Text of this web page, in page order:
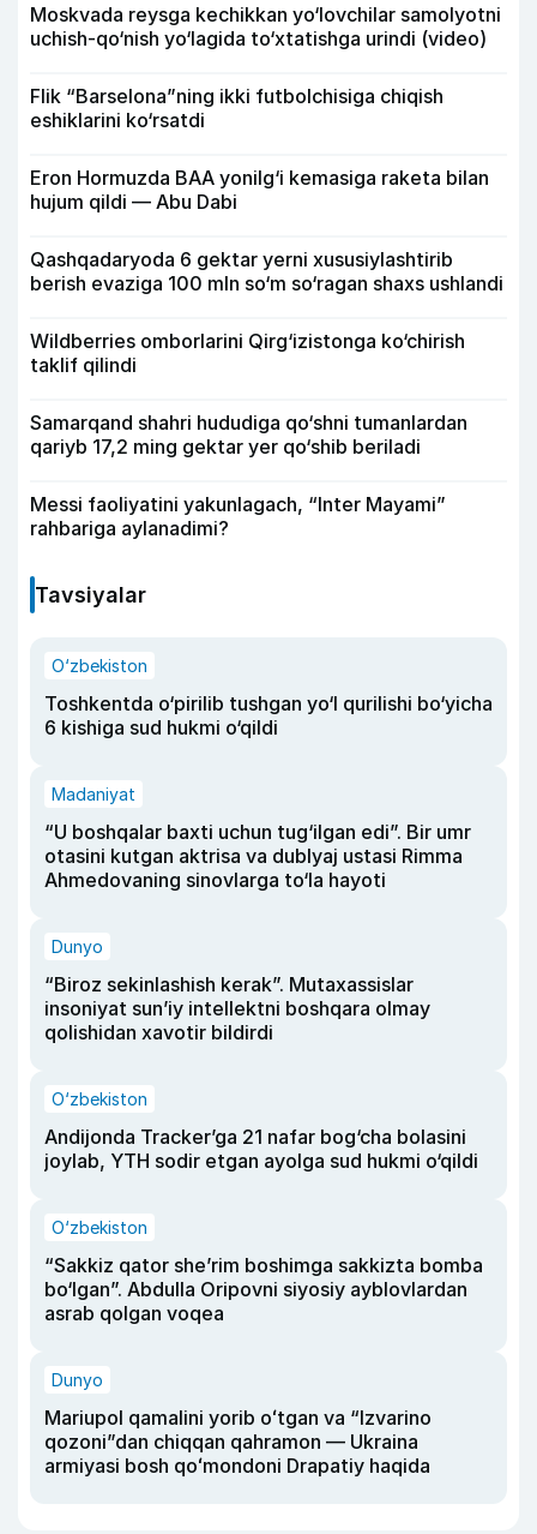
Moskvada reysga kechikkan yo‘lovchilar samolyotni
uchish-qo‘nish yo‘lagida to‘xtatishga urindi (video)
Flik “Barselona”ning ikki futbolchisiga chiqish
eshiklarini ko‘rsatdi
Eron Hormuzda BAA yonilg‘i kemasiga raketa bilan
hujum qildi — Abu Dabi
Qashqadaryoda 6 gektar yerni xususiylashtirib
berish evaziga 100 mln so‘m so‘ragan shaxs ushlandi
Wildberries omborlarini Qirg‘izistonga ko‘chirish
taklif qilindi
Samarqand shahri hududiga qo‘shni tumanlardan
qariyb 17,2 ming gektar yer qo‘shib beriladi
Messi faoliyatini yakunlagach, “Inter Mayami”
rahbariga aylanadimi?
Tavsiyalar
O‘zbekiston
Toshkentda o‘pirilib tushgan yo‘l qurilishi bo‘yicha
6 kishiga sud hukmi o‘qildi
Madaniyat
“U boshqalar baxti uchun tug‘ilgan edi”. Bir umr
otasini kutgan aktrisa va dublyaj ustasi Rimma
Ahmedovaning sinovlarga to‘la hayoti
Dunyo
“Biroz sekinlashish kerak”. Mutaxassislar
insoniyat sun’iy intellektni boshqara olmay
qolishidan xavotir bildirdi
O‘zbekiston
Andijonda Tracker’ga 21 nafar bog‘cha bolasini
joylab, YTH sodir etgan ayolga sud hukmi o‘qildi
O‘zbekiston
“Sakkiz qator she’rim boshimga sakkizta bomba
bo‘lgan”. Abdulla Oripovni siyosiy ayblovlardan
asrab qolgan voqea
Dunyo
Mariupol qamalini yorib oʻtgan va “Izvarino
qozoni”dan chiqqan qahramon — Ukraina
armiyasi bosh qoʻmondoni Drapatiy haqida